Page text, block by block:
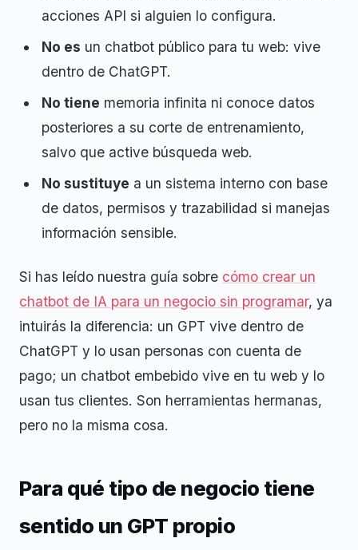
acciones API si alguien lo configura.
No es un chatbot público para tu web: vive
dentro de ChatGPT.
No tiene memoria infinita ni conoce datos
posteriores a su corte de entrenamiento,
salvo que active búsqueda web.
No sustituye a un sistema interno con base
de datos, permisos y trazabilidad si manejas
información sensible.
Si has leído nuestra guía sobre cómo crear un
chatbot de IA para un negocio sin programar, ya
intuirás la diferencia: un GPT vive dentro de
ChatGPT y lo usan personas con cuenta de
pago; un chatbot embebido vive en tu web y lo
usan tus clientes. Son herramientas hermanas,
pero no la misma cosa.
Para qué tipo de negocio tiene
sentido un GPT propio